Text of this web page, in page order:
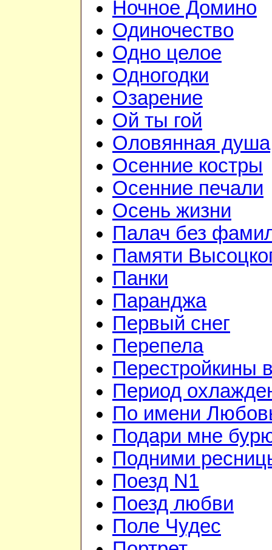
Ночное Домино
Одиночество
Одно целое
Одногодки
Озарение
Ой ты гой
Оловянная душа
Осенние костры
Осенние печали
Осень жизни
Палач без
Памяти
Панки
Паранджа
Первый снег
Перепела
Перестройкины
Период
По имени
Подари мне
Подними
Поезд N1
Поезд любви
Поле Чудес